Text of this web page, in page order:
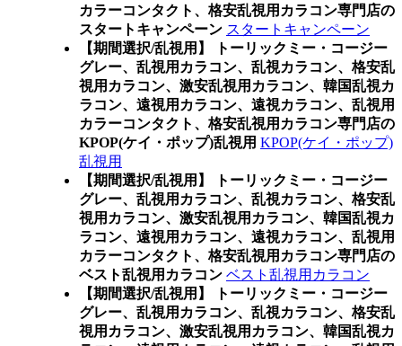
カラーコンタクト、格安乱視用カラコン専門店の
スタートキャンペーン スタートキャンペーン
【期間選択/乱視用】 トーリックミー・コージー
グレー、乱視用カラコン、乱視カラコン、格安乱
視用カラコン、激安乱視用カラコン、韓国乱視カ
ラコン、遠視用カラコン、遠視カラコン、乱視用
カラーコンタクト、格安乱視用カラコン専門店の
KPOP(ケイ・ポップ)乱視用 KPOP(ケイ・ポップ)
乱視用
【期間選択/乱視用】 トーリックミー・コージー
グレー、乱視用カラコン、乱視カラコン、格安乱
視用カラコン、激安乱視用カラコン、韓国乱視カ
ラコン、遠視用カラコン、遠視カラコン、乱視用
カラーコンタクト、格安乱視用カラコン専門店の
ベスト乱視用カラコン ベスト乱視用カラコン
【期間選択/乱視用】 トーリックミー・コージー
グレー、乱視用カラコン、乱視カラコン、格安乱
視用カラコン、激安乱視用カラコン、韓国乱視カ